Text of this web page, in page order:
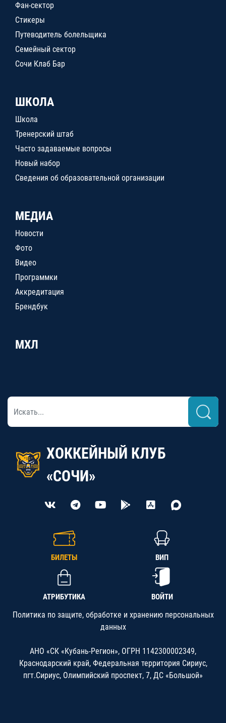
Фан-сектор
Стикеры
Путеводитель болельщика
Семейный сектор
Сочи Клаб Бар
ШКОЛА
Школа
Тренерский штаб
Часто задаваемые вопросы
Новый набор
Сведения об образовательной организации
МЕДИА
Новости
Фото
Видео
Программки
Аккредитация
Брендбук
МХЛ
ХОККЕЙНЫЙ КЛУБ
«СОЧИ»
БИЛЕТЫ ВИП
АТРИБУТИКА ВОЙТИ
Политика по защите, обработке и хранению персональных
данных
АНО «СК «Кубань-Регион», ОГРН 1142300002349,
Краснодарский край, Федеральная территория Сириус,
пгт.Сириус, Олимпийский проспект, 7, ДС «Большой»